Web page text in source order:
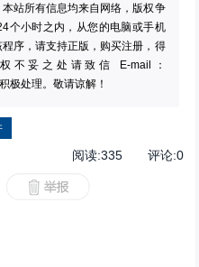
站所有信息均来自网络，版权争
个小时之内，从您的电脑或手机
序，请支持正版，购买注册，得
不妥之处请致信 E-mail：
极处理。敬请谅解！
阅读:335评论:0